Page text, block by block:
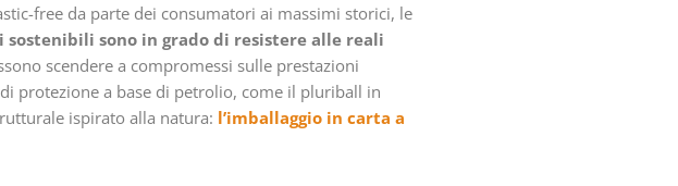
free da parte dei consumatori ai massimi storici, le
sostenibili sono in grado di resistere alle reali
scendere a compromessi sulle prestazioni
protezione a base di petrolio, come il pluriball in
ispirato alla natura: l’imballaggio in carta a